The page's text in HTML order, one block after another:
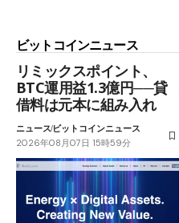
ビットコインニュース
リミックスポイント、
BTC運用益1.3億円──貸
借料は元本に組み入れ
ニュースビットコインニュース
2026年08月07日 15時59分